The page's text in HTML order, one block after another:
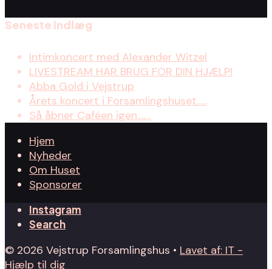
Seneste indlæg
Intimkoncert med Alexander Witzel
LIVESTREAM HAR BRUG FOR DIN HJÆLP!
Abba Gold i Vejstrup
Årets koncert i Forsamlingshuset…..
Så åbner Caféen igen…….
Hjem
Nyheder
Om Huset
Sponsorer
Instagram
Search
© 2026 Vejstrup Forsamlingshus • Lavet af: IT -
Hjælp til dig